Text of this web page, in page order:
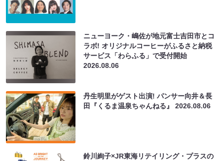
ニューヨーク・嶋佐が地元富士吉田市とコ
ラボ! オリジナルコーヒーがふるさと納税
サービス「わらふる」で受付開始
2026.08.06
丹生明里がゲスト出演! パンサー向井＆長
田『くるま温泉ちゃんねる』2026.08.06
鈴川絢子×JR東海リテイリング・プラスの